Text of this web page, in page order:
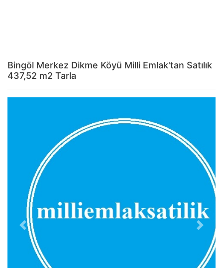
Bingöl Merkez Dikme Köyü Milli Emlak'tan Satılık
437,52 m2 Tarla
Previous Next